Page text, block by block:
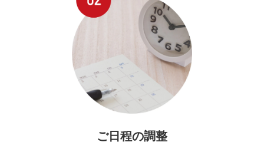
ご日程の調整